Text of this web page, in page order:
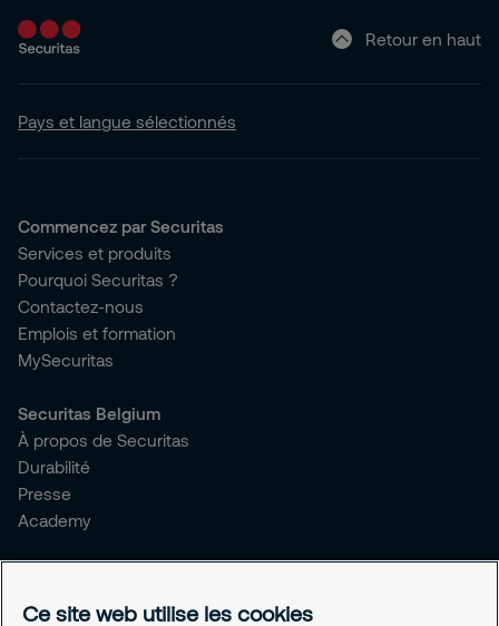
Retour en haut
Pays et langue sélectionnés
Commencez par Securitas
Services et produits
Pourquoi Securitas ?
Contactez-nous
Emplois et formation
MySecuritas
Securitas Belgium
À propos de Securitas
Durabilité
Presse
Academy
Ce site web utilise les cookies